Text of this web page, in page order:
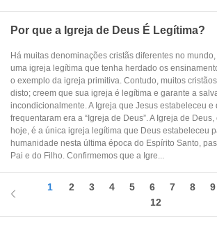
Por que a Igreja de Deus É Legítima?
Há muitas denominações cristãs diferentes no
uma igreja legítima que tenha herdado os
o exemplo da igreja primitiva. Contudo, muitos
disto; creem que sua igreja é legítima e garante a
incondicionalmente. A Igreja que Jesus estabeleceu e
frequentaram era a “Igreja de Deus”. A Igreja de
hoje, é a única igreja legítima que Deus estabeleceu
humanidade nesta última época do Espírito Santo,
Pai e do Filho. Confirmemos que a Igre...
1 2 3 4 5 6 7 8 9
12